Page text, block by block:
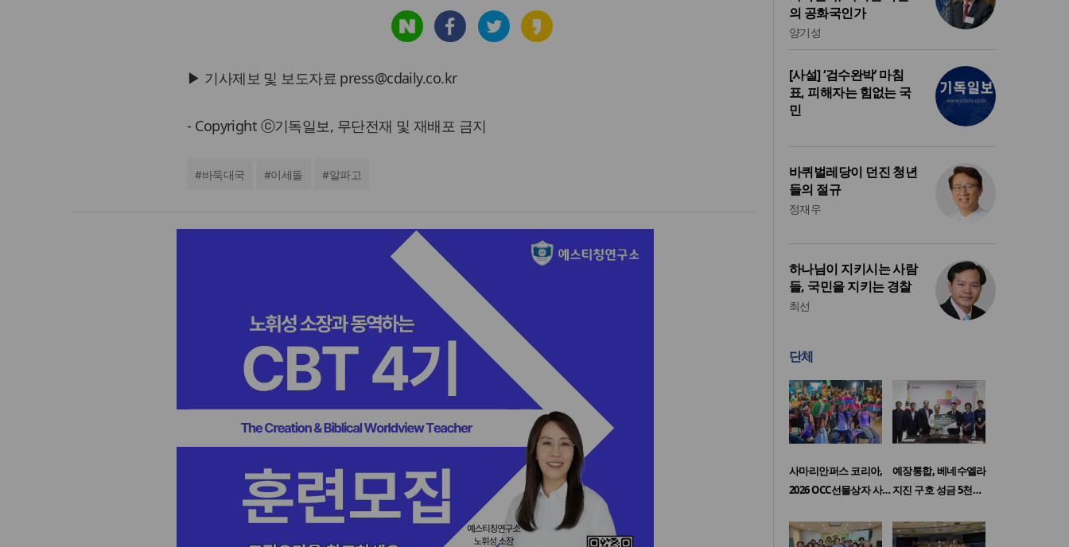
▶ 기사제보 및 보도자료 press@cdaily.co.kr
- Copyright ⓒ기독일보, 무단전재 및 재배포 금지
#바둑대국 #이세돌 #알파고
의 공화국인가
양기성
[사설] ‘검수완박’ 마침
표, 피해자는 힘없는 국
민
바퀴벌레당이 던진 청년
들의 절규
정재우
하나님이 지키시는 사람
들, 국민을 지키는 경찰
최선
단체
사마리안퍼스 코리아,
2026 OCC선물상자 사…
예장통합, 베네수엘라
지진 구호 성금 5천…